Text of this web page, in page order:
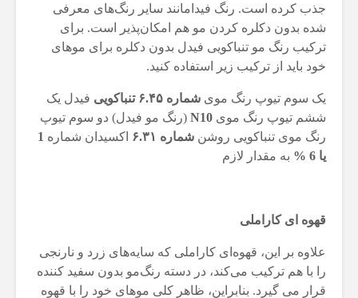
جذب کرده است. رنگ فیدامانند سایر رنگ‌های معرفی
شده بدون دکلره کردن مو هم امکان‌پذیر است. برای
ترکیب رنگ مو تنباکویی فیدل بدون دکلره برای موهای
خود باید از ترکیب زیر استفاده کنید.
یک سوم تیوپ رنگ موی شماره ۶.۴۵ تنباکویی
فیدل یک
ششم تیوپ رنگ موی N10 (رنگ مو فیدل) دو سوم تیوپ
رنگ موی تنباکویی روشن شماره ۶.۳۱ اکسیدان شماره 1
یا 6 %
به مقدار لازم
قهوه ای کاراملی
علاوه بر این، قهوه‌ای کاراملی که سایه‌های زرد و نارنجی
را با هم ترکیب می‌کند، در دسته رنگ‌مو بدون سفید کننده
قرار می گیرد. بنابراین، ظاهر کلی موهای خود را با قهوه